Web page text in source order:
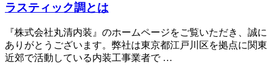
ラスティック調とは
『株式会社丸清内装』のホームページをご覧いただき、誠に
ありがとうございます。弊社は東京都江戸川区を拠点に関東
近郊で活動している内装工事業者で …